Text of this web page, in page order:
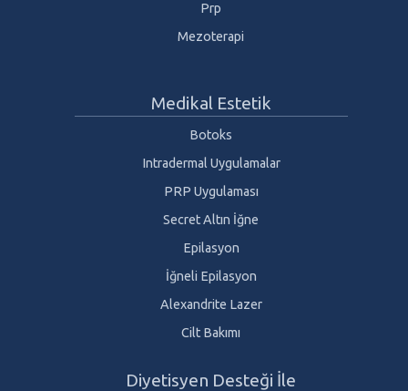
Prp
Mezoterapi
Medikal Estetik
Botoks
Intradermal Uygulamalar
PRP Uygulaması
Secret Altın İğne
Epilasyon
İğneli Epilasyon
Alexandrite Lazer
Cilt Bakımı
Diyetisyen Desteği İle